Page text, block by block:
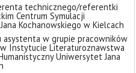
technicznego/referentki
Centrum Symulacji
Kochanowskiego w Kielcach
asystenta w grupie pracowników
Instytucie Literaturoznawstwa
Uniwersytet Jana